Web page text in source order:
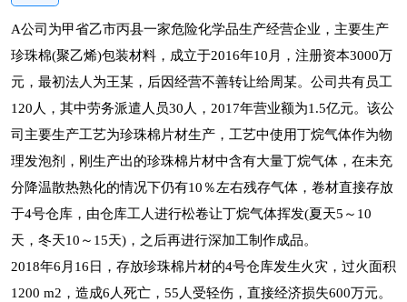
A公司为甲省乙市丙县一家危险化学品生产经营企业，主要生产
珍珠棉(聚乙烯)包装材料，成立于2016年10月，注册资本3000万
元，最初法人为王某，后因经营不善转让给周某。公司共有员工
120人，其中劳务派遣人员30人，2017年营业额为1.5亿元。该公
司主要生产工艺为珍珠棉片材生产，工艺中使用丁烷气体作为物
理发泡剂，刚生产出的珍珠棉片材中含有大量丁烷气体，在未充
分降温散热熟化的情况下仍有10％左右残存气体，卷材直接存放
于4号仓库，由仓库工人进行松卷让丁烷气体挥发(夏天5～10
天，冬天10～15天)，之后再进行深加工制作成品。
2018年6月16日，存放珍珠棉片材的4号仓库发生火灾，过火面积
1200 m2，造成6人死亡，55人受轻伤，直接经济损失600万元。